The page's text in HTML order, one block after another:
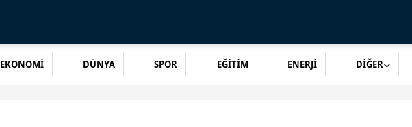
EKONOMİ DÜNYA SPOR EĞİTİM ENERJİ DİĞER